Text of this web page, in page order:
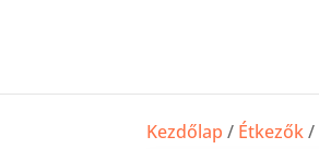
Kezdőlap / Étkezők/